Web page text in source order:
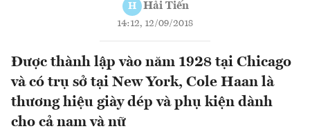
H Hải Tiến
14:12, 12/09/2018
Được thành lập vào năm 1928 tại Chicago
và có trụ sở tại New York, Cole Haan là
thương hiệu giày dép và phụ kiện dành
cho cả nam và nữ